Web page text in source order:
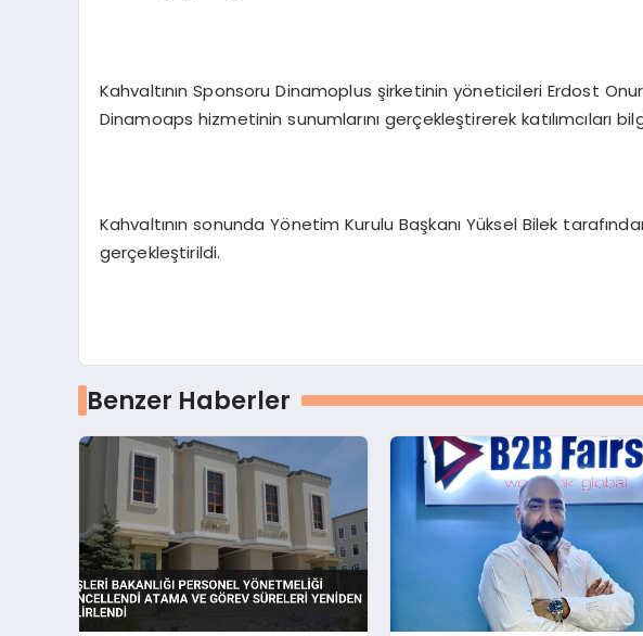
Kahvaltının Sponsoru Dinamoplus şirketinin yöneticileri Erdost
Dinamoaps hizmetinin sunumlarını gerçekleştirerek katılımcıları
Kahvaltının sonunda Yönetim Kurulu Başkanı Yüksel Bilek
gerçekleştirildi.
Benzer Haberler